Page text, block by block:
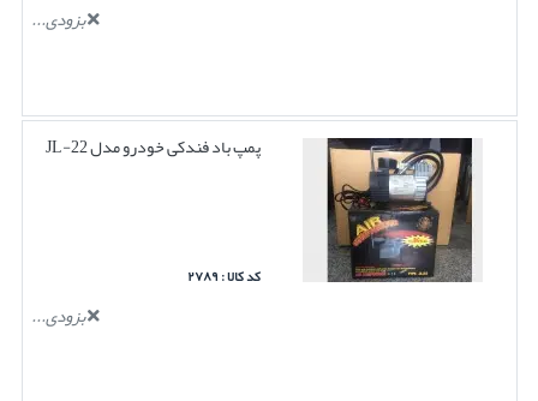
بزودی...
پمپ باد فندکی خودرو مدل JL-22
کد کالا : ۲۷۸۹
بزودی...